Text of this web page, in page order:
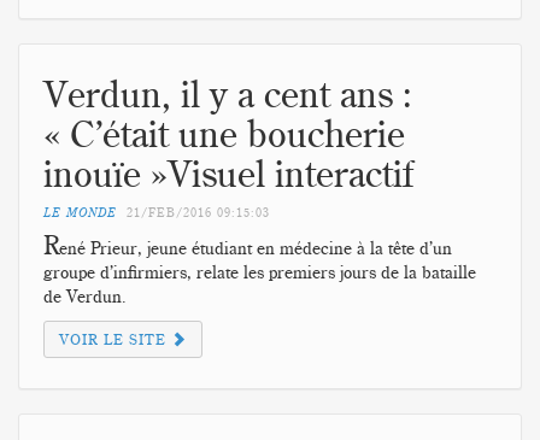
Verdun, il y a cent ans :
« C’était une boucherie
inouïe »Visuel interactif
LE MONDE 21/FEB/2016 09:15:03
René Prieur, jeune étudiant en médecine à la tête d’un
groupe d’infirmiers, relate les premiers jours de la bataille
de Verdun.
VOIR LE SITE